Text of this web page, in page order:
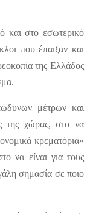
και στο εσωτερικό
που έπαιξαν και
της Ελλάδος
μέτρων και
της χώρας, στο να
κρεματόρια»
να είναι για τους
σημασία σε ποιο